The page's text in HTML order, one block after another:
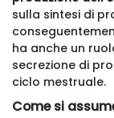
sulla sintesi di
ha anche un
secrezione di
ciclo mestruale.
Come si